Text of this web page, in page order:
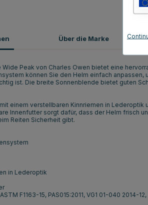
Wide Peak von Charles Owen bietet eine
können Sie den Helm einfach
ist. Die breite Sonnenblende bietet guten
einem verstellbaren Kinnriemen in
Innenfutter sorgt dafür, dass der Helm frisch
Reiten Sicherheit gibt.
in Lederoptik
F1163-15, PAS015:2011, VG1 01-040 2014-
Über die Marke